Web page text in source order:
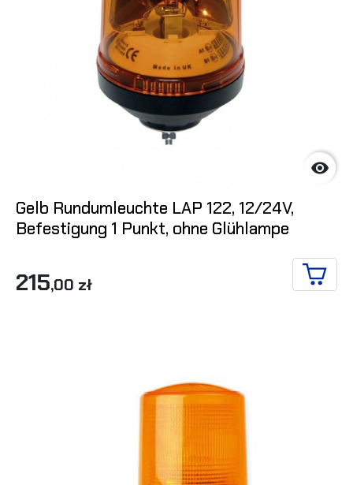

Gelb Rundumleuchte LAP 122, 12/24V,
Befestigung 1 Punkt, ohne Glühlampe
215,00 zł IN